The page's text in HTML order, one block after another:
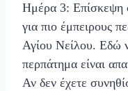
Ημέρα 3: Επίσκεψη
για πιο έμπειρους
Αγίου Νείλου. Εδώ
περπάτημα είναι
Αν δεν έχετε